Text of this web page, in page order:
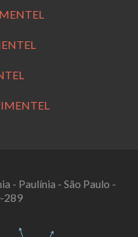
- Paulínia - São Paulo -
289